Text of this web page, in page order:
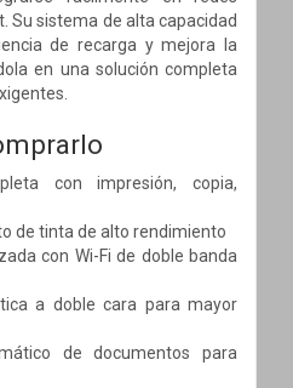
Su sistema de alta capacidad
de recarga y mejora la
en una solución completa
con impresión, copia,
de tinta de alto rendimiento
con Wi-Fi de doble banda
a doble cara para mayor
de documentos para